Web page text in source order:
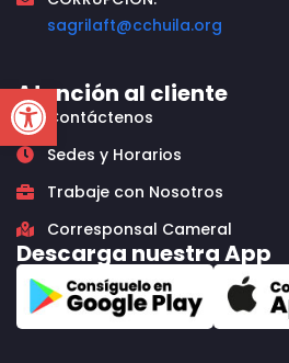
Open toolbar
sagrilaft@cchuila.org
Atención al cliente
Contáctenos
Sedes y Horarios
Trabaje con Nosotros
Corresponsal Cameral
Descarga nuestra App